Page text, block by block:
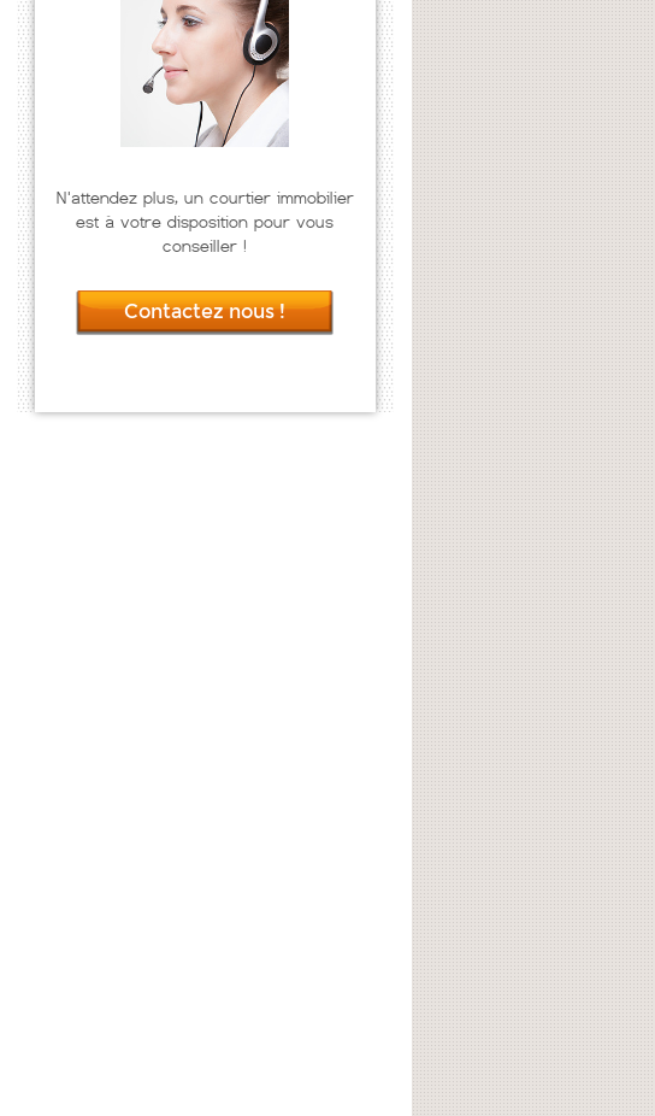
N'attendez plus, un courtier immobilier
est à votre disposition pour vous
conseiller !
Contactez nous !